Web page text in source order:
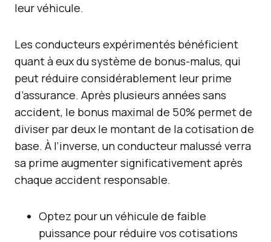
leur véhicule.
Les conducteurs expérimentés bénéficient
quant à eux du système de bonus-malus, qui
peut réduire considérablement leur prime
d’assurance. Après plusieurs années sans
accident, le bonus maximal de 50% permet de
diviser par deux le montant de la cotisation de
base. À l’inverse, un conducteur malussé verra
sa prime augmenter significativement après
chaque accident responsable.
Optez pour un véhicule de faible
puissance pour réduire vos cotisations